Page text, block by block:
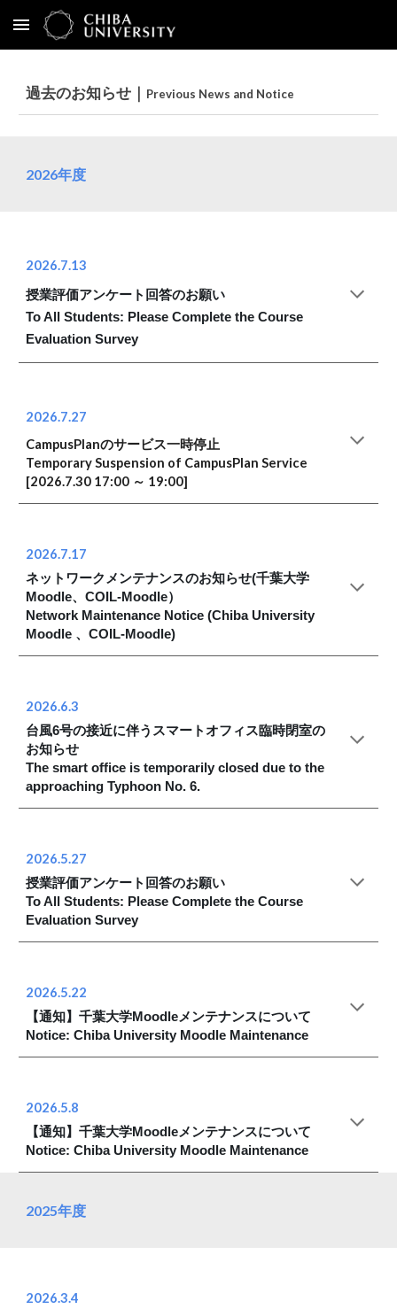
Skip to main content
過去のお知らせ｜ Previous News and Notice
2026年度
2026.7.13
授業評価アンケート回答のお願い
To All Students: Please Complete the Course
Evaluation Survey
2026.7.27
CampusPlanのサービス一時停止
Temporary Suspension of CampusPlan Service
[2026.7.30 17:00 ～ 19:00]
2026.7.17
ネットワークメンテナンスのお知らせ(千葉大学
Moodle、COIL-Moodle）
Network Maintenance Notice (Chiba University
Moodle 、COIL-Moodle)
2026.6.3
台風6号の接近に伴うスマートオフィス臨時閉室の
お知らせ
The smart office is temporarily closed due to the
approaching Typhoon No. 6.
2026.5.27
授業評価アンケート回答のお願い
To All Students: Please Complete the Course
Evaluation Survey
2026.5.22
【通知】千葉大学Moodleメンテナンスについて
Notice: Chiba University Moodle Maintenance
2026.5.8
【通知】千葉大学Moodleメンテナンスについて
Notice: Chiba University Moodle Maintenance
2025年度
2026.3.4